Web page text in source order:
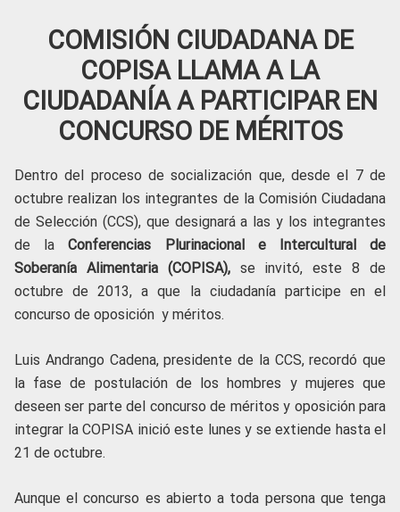
COMISIÓN CIUDADANA DE
COPISA LLAMA A LA
CIUDADANÍA A PARTICIPAR EN
CONCURSO DE MÉRITOS
Dentro del proceso de socialización que, desde el 7 de
octubre realizan los integrantes de la Comisión Ciudadana
de Selección (CCS), que designará a las y los integrantes
de laConferencias Plurinacional e Intercultural de
Soberanía Alimentaria (COPISA),se invitó, este 8 de
octubre de 2013, a que la ciudadanía participe en el
concurso de oposición y méritos.
Luis Andrango Cadena, presidente de la CCS, recordó que
la fase de postulación de los hombres y mujeres que
deseen ser parte del concurso de méritos y oposición para
integrar la COPISA inició este lunes y se extiende hasta el
21 de octubre.
Aunque el concurso es abierto a toda persona que tenga